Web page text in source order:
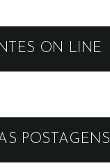
ON LINE
POSTAGENS